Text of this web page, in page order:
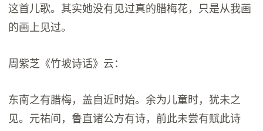
这首儿歌。其实她没有见过真的腊梅花，只是从我画
的画上见过。
周紫芝《竹坡诗话》云：
东南之有腊梅，盖自近时始。余为儿童时，犹未之
见。元祐间，鲁直诸公方有诗，前此未尝有赋此诗